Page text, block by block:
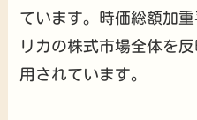
ています。時価総額加
リカの株式市場全体を
用されています。